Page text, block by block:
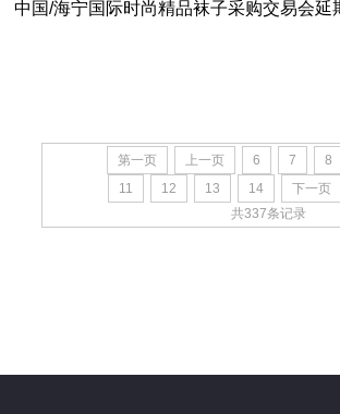
中国/海宁国际时尚精品袜子采购交易会延
第一页 上一页 6 7 8
11
12 13 14 下一页
共337条记录